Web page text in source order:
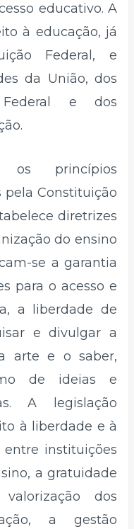
educativo. A
à educação, já
Federal, e
da União, dos
e dos
princípios
Constituição
diretrizes
do ensino
se a garantia
para o acesso e
a liberdade de
e divulgar a
arte e o saber,
de ideias e
A legislação
à liberdade e à
entre instituições
a gratuidade
dos
a gestão